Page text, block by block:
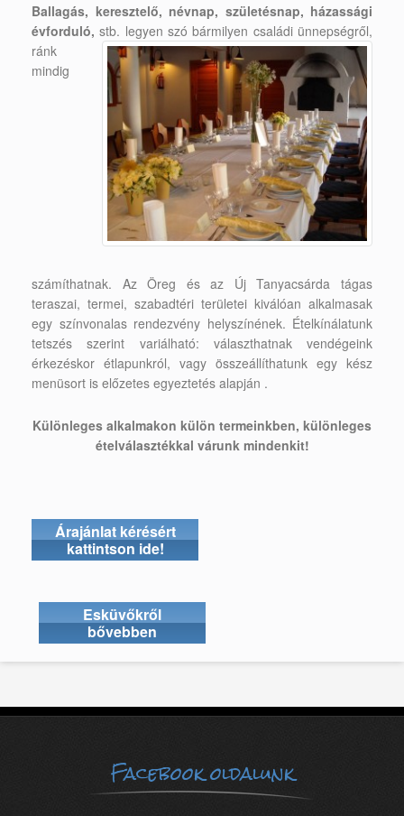
Ballagás, keresztelő, névnap, születésnap, házassági
évforduló, stb. legyen szó bármilyen családi ünnepségről,
ránk
mindig
számíthatnak. Az Öreg és az Új Tanyacsárda tágas
teraszai, termei, szabadtéri területei kiválóan alkalmasak
egy színvonalas rendezvény helyszínének. Ételkínálatunk
tetszés szerint variálható: választhatnak vendégeink
érkezéskor étlapunkról, vagy összeállíthatunk egy kész
menüsort is előzetes egyeztetés alapján .
Különleges alkalmakon külön termeinkben, különleges
ételválasztékkal várunk mindenkit!
Árajánlat kérésért
kattintson ide!
Esküvőkről
bővebben
Facebook oldalunk